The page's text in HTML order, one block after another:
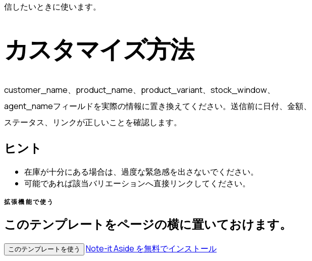
信したいときに使います。
カスタマイズ方法
customer_name、product_name、product_variant、stock_window、
agent_nameフィールドを実際の情報に置き換えてください。送信前に日付、金額、
ステータス、リンクが正しいことを確認します。
ヒント
在庫が十分にある場合は、過度な緊急感を出さないでください。
可能であれば該当バリエーションへ直接リンクしてください。
拡張機能で使う
このテンプレートをページの横に置いておけます。
このテンプレートを使う Note-it Aside を無料でインストール